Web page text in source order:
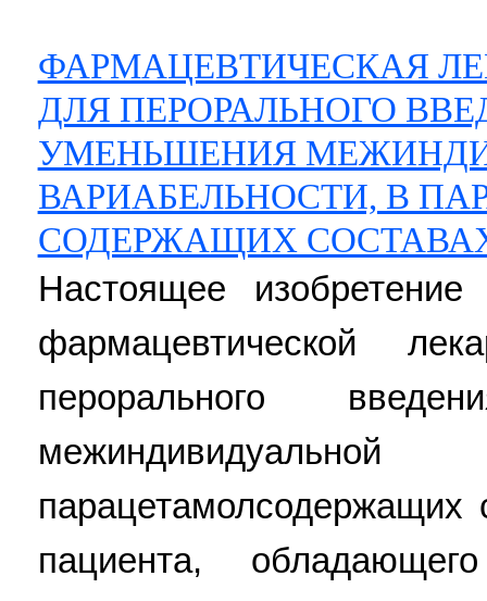
ФАРМАЦЕВТИЧЕСКАЯ
ДЛЯ ПЕРОРАЛЬНОГО
УМЕНЬШЕНИЯ
ВАРИАБЕЛЬНОСТИ, В
СОДЕРЖАЩИХ
Настоящее
фармацевтической
перорального
парацетамолсодержащих
пациента,